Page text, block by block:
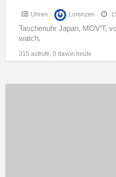
Uhren Lorenzen
Taschenuhr Japan, MOV‘T,
watch,
315 aufrufe, 0 davon heute